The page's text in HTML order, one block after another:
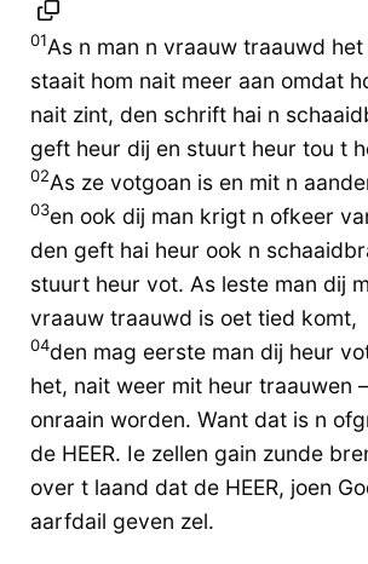
01As n man n vraauw traauwd het
staait hom nait meer aan omdat
nait zint, den schrift hai n
geft heur dij en stuurt heur tou t
02As ze votgoan is en mit n
03en ook dij man krigt n ofkeer
den geft hai heur ook n
stuurt heur vot. As leste man dij
vraauw traauwd is oet tied komt,
04den mag eerste man dij heur
het, nait weer mit heur traauwen
onraain worden. Want dat is n
de HEER. Ie zellen gain zunde
over t laand dat de HEER, joen
aarfdail geven zel.